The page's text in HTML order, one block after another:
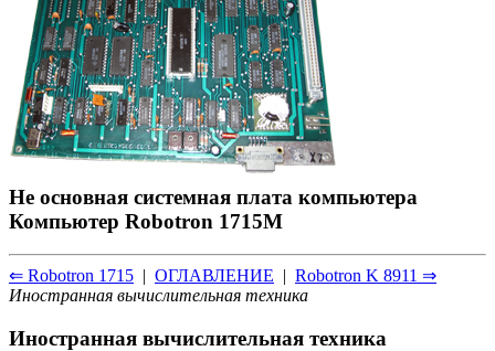
Не основная системная плата компьютера
Компьютер Robotron 1715М
⇐ Robotron 1715 | ОГЛАВЛЕНИЕ | Robotron K 8911 ⇒
Иностранная вычислительная техника
Иностранная вычислительная техника